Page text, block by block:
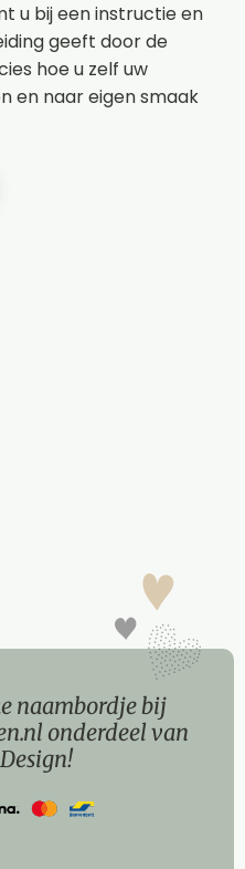
u bij een instructie en
geeft door de
hoe u zelf uw
en naar eigen smaak
naambordje bij
onderdeel van